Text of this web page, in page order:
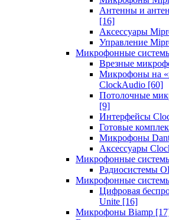
Антенны и
[16]
Аксессуары
Управление
Микрофонные
Врезные
Микрофоны на
ClockAudio [60]
Потолочные
[9]
Интерфейсы
Готовые
Микрофоны
Аксессуары
Микрофонные
Радиосистемы
Микрофонные
Цифровая
Unite [16]
Микрофоны Biamp